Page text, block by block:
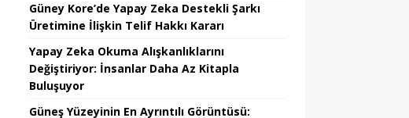
Güney Kore’de Yapay Zeka Destekli Şarkı
Üretimine İlişkin Telif Hakkı Kararı
Yapay Zeka Okuma Alışkanlıklarını
Değiştiriyor: İnsanlar Daha Az Kitapla
Buluşuyor
Güneş Yüzeyinin En Ayrıntılı Görüntüsü: